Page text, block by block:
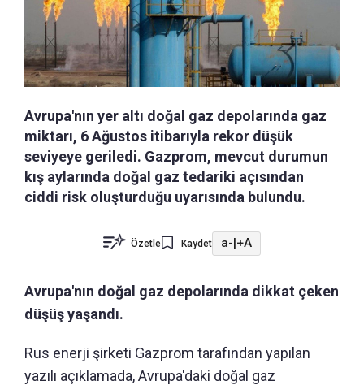
Avrupa'nın yer altı doğal gaz depolarında gaz
miktarı, 6 Ağustos itibarıyla rekor düşük
seviyeye geriledi. Gazprom, mevcut durumun
kış aylarında doğal gaz tedariki açısından
ciddi risk oluşturduğu uyarısında bulundu.
Özetle Kaydet a-|+A
Avrupa'nın doğal gaz depolarında dikkat çeken
düşüş yaşandı.
Rus enerji şirketi Gazprom tarafından yapılan
yazılı açıklamada, Avrupa'daki doğal gaz